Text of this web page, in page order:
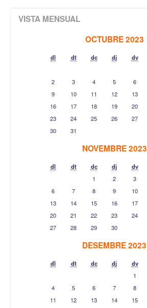
VISTA MENSUAL
OCTUBRE 2023
dl dt dc dj dv
2
3 4 5 6
9
10 11 12 13
16
17 18 19 20
23
24 25 26 27
30
31
NOVEMBRE 2023
dl dt dc dj dv
1
2 3
6
7 8 9 10
13
14 15 16 17
20
21 22 23 24
27
28 29 30
DESEMBRE 2023
dl dt dc dj dv
1
4
5 6 7 8
11
12 13 14 15